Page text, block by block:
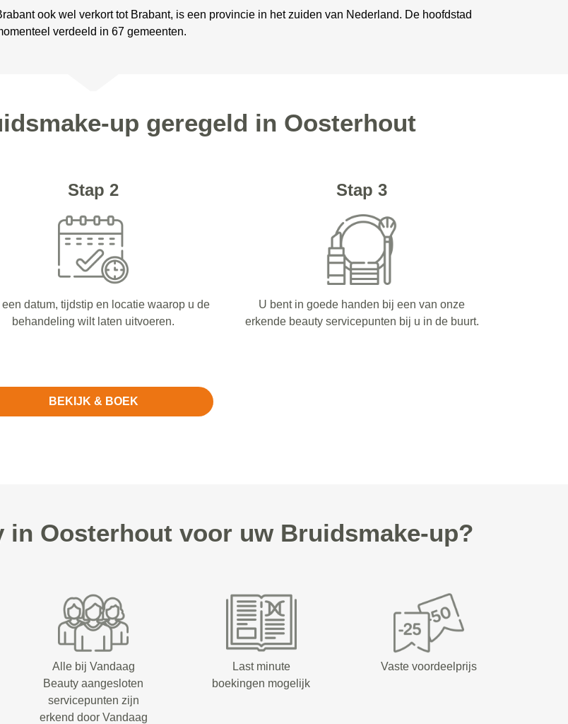
ook wel verkort tot Brabant, is een provincie in het zuiden van Nederland. De hoofdstad
verdeeld in 67 gemeenten.
up geregeld in Oosterhout
Stap 2
een datum, tijdstip en locatie waarop u de
behandeling wilt laten uitvoeren.
Stap 3
U bent in goede handen bij een van onze
erkende beauty servicepunten bij u in de buurt.
BEKIJK & BOEK
in Oosterhout voor uw Bruidsmake-up?
Alle bij Vandaag
Beauty aangesloten
servicepunten zijn
erkend door Vandaag
Last minute
boekingen mogelijk
Vaste voordeelprijs